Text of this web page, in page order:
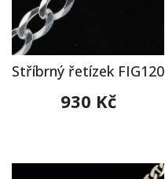
Stříbrný řetízek FIG120
930 Kč